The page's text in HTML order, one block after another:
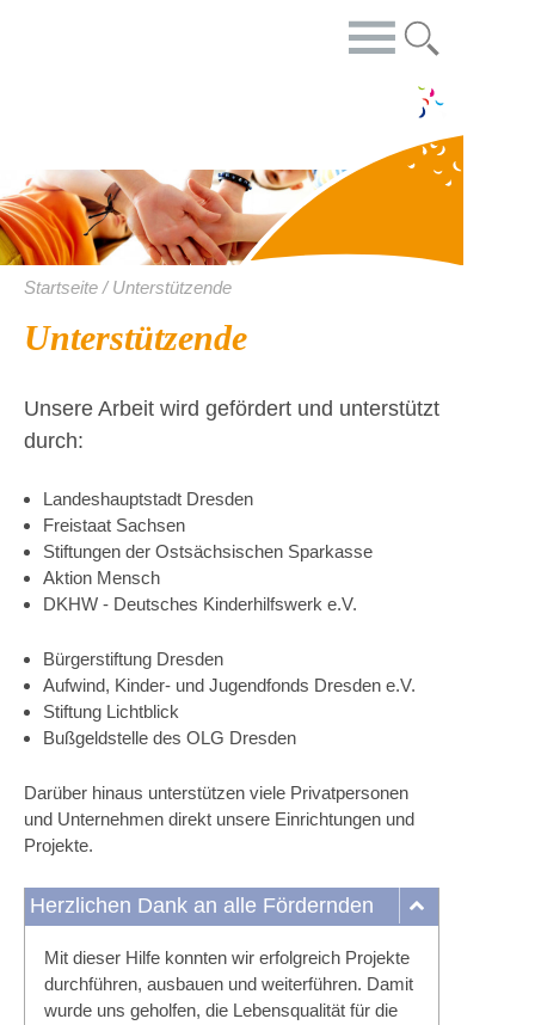
Unterstützende
Unsere Arbeit wird gefördert und unterstützt
durch:
Landeshauptstadt Dresden
Freistaat Sachsen
Stiftungen der Ostsächsischen Sparkasse
Aktion Mensch
DKHW - Deutsches Kinderhilfswerk e.V.
Bürgerstiftung Dresden
Aufwind, Kinder- und Jugendfonds Dresden e.V.
Stiftung Lichtblick
Bußgeldstelle des OLG Dresden
Darüber hinaus unterstützen viele Privatpersonen
und Unternehmen direkt unsere Einrichtungen und
Projekte.
Herzlichen Dank an alle Fördernden
Mit dieser Hilfe konnten wir erfolgreich Projekte
durchführen, ausbauen und weiterführen. Damit
wurde uns geholfen, die Lebensqualität für die
Startseite / Unterstützende